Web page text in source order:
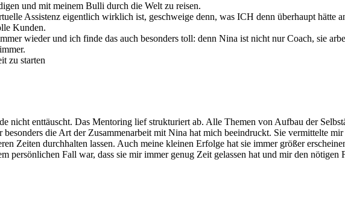
und mit meinem Bulli durch die Welt zu reisen.
Assistenz eigentlich wirklich ist, geschweige denn, was ICH denn überhaupt hätte
Kunden.
wieder und ich finde das auch besonders toll: denn Nina ist nicht nur Coach, sie
zu starten
nicht enttäuscht. Das Mentoring lief strukturiert ab. Alle Themen von Aufbau der
die Art der Zusammenarbeit mit Nina hat mich beeindruckt. Sie vermittelte
Zeiten durchhalten lassen. Auch meine kleinen Erfolge hat sie immer größer
Fall war, dass sie mir immer genug Zeit gelassen hat und mir den nötigen